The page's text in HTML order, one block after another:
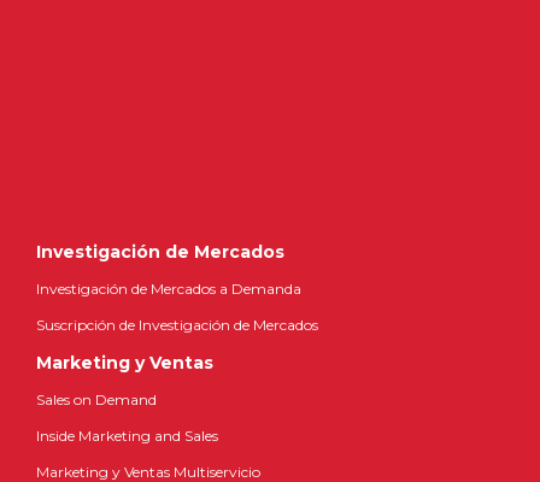
Investigación de Mercados
Investigación de Mercados a Demanda
Suscripción de Investigación de Mercados
Marketing y Ventas
Sales on Demand
Inside Marketing and Sales
Marketing y Ventas Multiservicio